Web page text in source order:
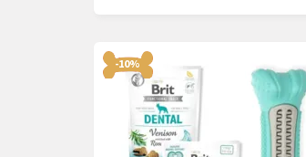
-10%